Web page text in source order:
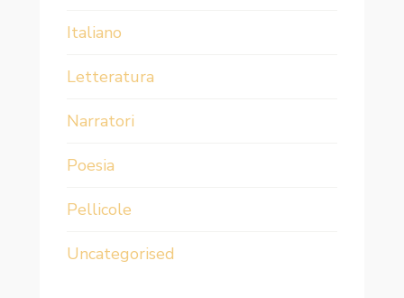
Italiano
Letteratura
Narratori
Poesia
Pellicole
Uncategorised